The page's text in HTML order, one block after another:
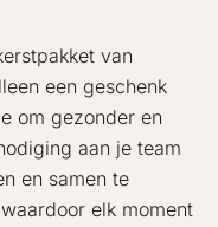
van
een geschenk
om gezonder en
aan je team
en samen te
elk moment